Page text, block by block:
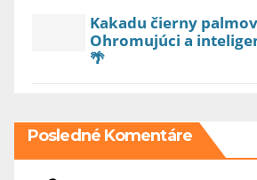
Kakadu čierny
Ohromujúci a
🌴
Posledné Komentáre